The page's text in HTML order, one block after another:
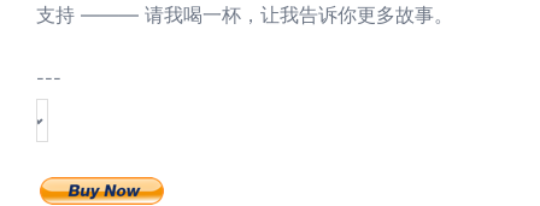
支持 ——— 请我喝一杯，让我告诉你更多故事。
---